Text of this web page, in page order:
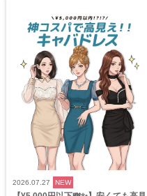
2026.07.27 NEW